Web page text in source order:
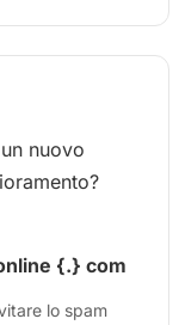
nuovo
{.} com
lo spam